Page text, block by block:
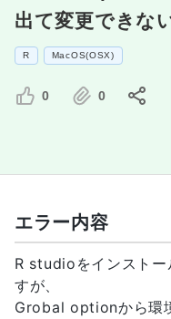
出て変更できな
R MacOS(OSX)
0 0
エラー内容
R studioをインストー
すが、
Grobal optionから環